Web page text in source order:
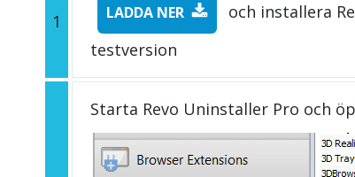
1 LADDA NER
och installera
testversion
Starta Revo Uninstaller Pro och